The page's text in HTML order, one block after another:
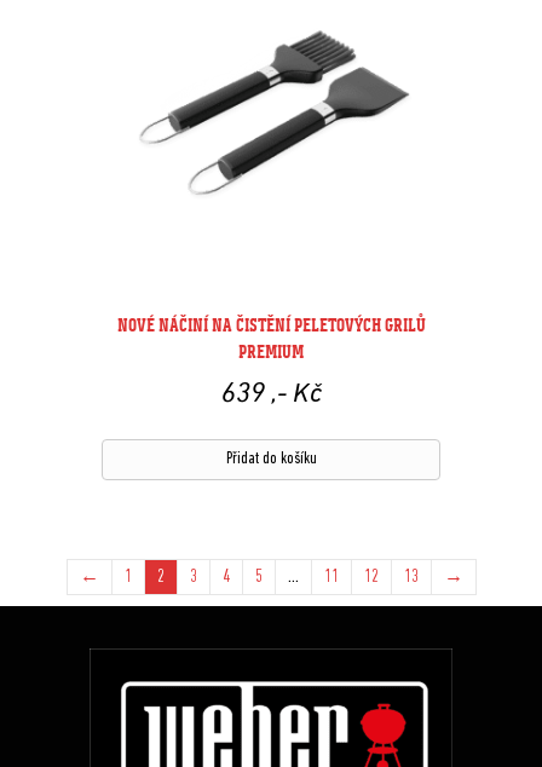
NOVÉ NÁČINÍ NA ČISTĚNÍ PELETOVÝCH GRILŮ
PREMIUM
639 ,- Kč
Přidat do košíku
← 1 2 3 4 5 … 11 12 13 →